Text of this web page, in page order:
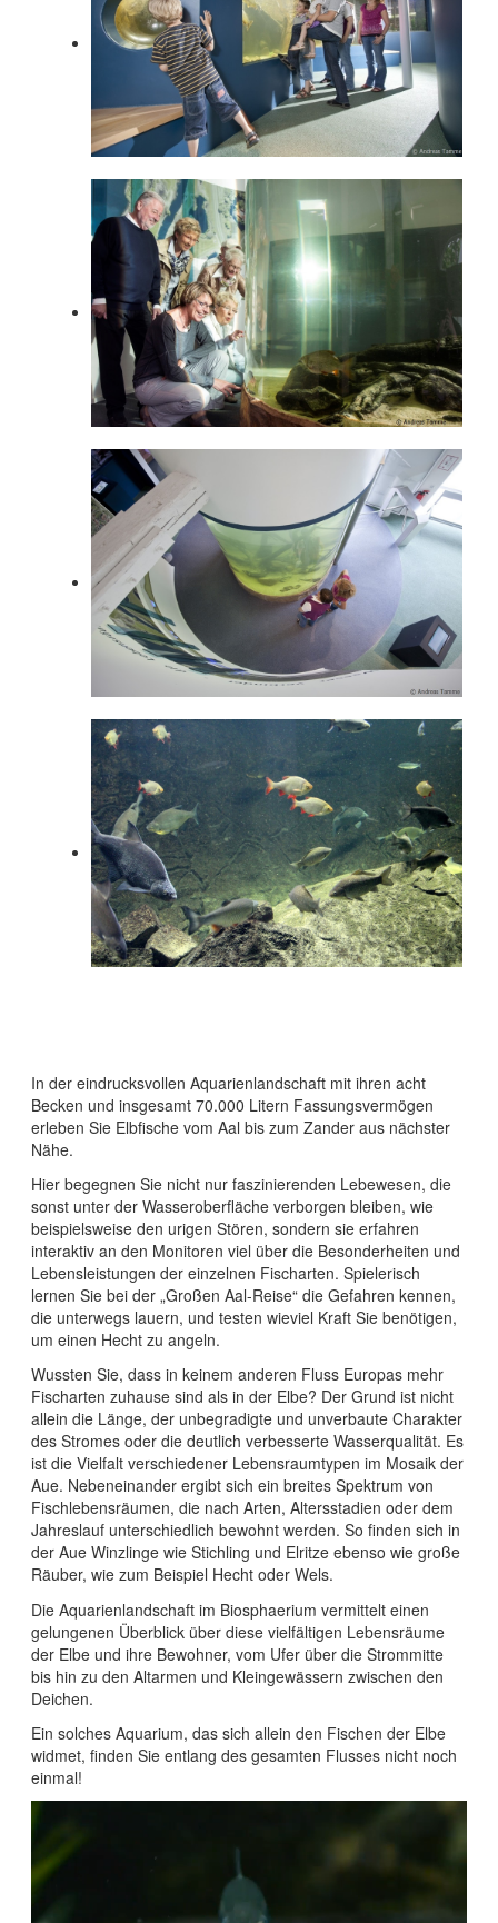
In der eindrucksvollen Aquarienlandschaft mit ihren acht
Becken und insgesamt 70.000 Litern Fassungsvermögen
erleben Sie Elbfische vom Aal bis zum Zander aus nächster
Nähe.
Hier begegnen Sie nicht nur faszinierenden Lebewesen, die
sonst unter der Wasseroberfläche verborgen bleiben, wie
beispielsweise den urigen Stören, sondern sie erfahren
interaktiv an den Monitoren viel über die Besonderheiten und
Lebensleistungen der einzelnen Fischarten. Spielerisch
lernen Sie bei der „Großen Aal-Reise“ die Gefahren kennen,
die unterwegs lauern, und testen wieviel Kraft Sie benötigen,
um einen Hecht zu angeln.
Wussten Sie, dass in keinem anderen Fluss Europas mehr
Fischarten zuhause sind als in der Elbe? Der Grund ist nicht
allein die Länge, der unbegradigte und unverbaute Charakter
des Stromes oder die deutlich verbesserte Wasserqualität. Es
ist die Vielfalt verschiedener Lebensraumtypen im Mosaik der
Aue. Nebeneinander ergibt sich ein breites Spektrum von
Fischlebensräumen, die nach Arten, Altersstadien oder dem
Jahreslauf unterschiedlich bewohnt werden. So finden sich in
der Aue Winzlinge wie Stichling und Elritze ebenso wie große
Räuber, wie zum Beispiel Hecht oder Wels.
Die Aquarienlandschaft im Biosphaerium vermittelt einen
gelungenen Überblick über diese vielfältigen Lebensräume
der Elbe und ihre Bewohner, vom Ufer über die Strommitte
bis hin zu den Altarmen und Kleingewässern zwischen den
Deichen.
Ein solches Aquarium, das sich allein den Fischen der Elbe
widmet, finden Sie entlang des gesamten Flusses nicht noch
einmal!